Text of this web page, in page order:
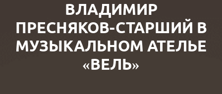
ВЛАДИМИР
ПРЕСНЯКОВ-СТАРШИЙ В
МУЗЫКАЛЬНОМ АТЕЛЬЕ
«ВЕЛЬ»